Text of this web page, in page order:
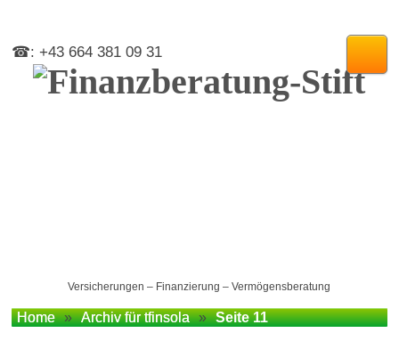
☎: +43 664 381 09 31
Versicherungen – Finanzierung – Vermögensberatung
Home » Archiv für tfinsola » Seite 11